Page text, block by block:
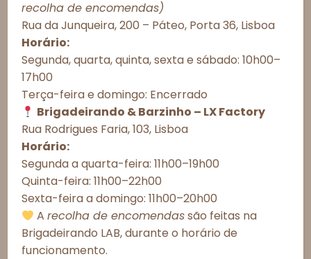
Consentimento de Cookies
Para proporcionar as melhores experiências, utilizamos tecnologias
como cookies para armazenar e/ou acessar informações do
processar dados como comportamento de navegação ou IDs únicos
neste site. A não autorização ou a retirada do consentimento podem
afetar negativamente determinados recursos e funções.
Aceitar todos
Ver preferências
Política de Cookies Política de Privacidade – Brigadeirando
Esgotado
Observações do cliente:
Esgotado
Informações Importantes
Prazos de Entrega
recolha de encomendas)
Rua da Junqueira, 200 – Páteo, Porta 36, Lisboa
Horário:
Segunda, quarta, quinta, sexta e sábado: 10h00–
17h00
Terça-feira e domingo: Encerrado
Brigadeirando & Barzinho – LX Factory
Rua Rodrigues Faria, 103, Lisboa
Horário:
Segunda a quarta-feira: 11h00–19h00
Quinta-feira: 11h00–22h00
Sexta-feira a domingo: 11h00–20h00
Arecolha de encomendassão feitas na
Brigadeirando LAB, durante o horário de
funcionamento.